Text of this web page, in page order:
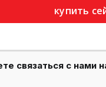
купить
связаться с нами